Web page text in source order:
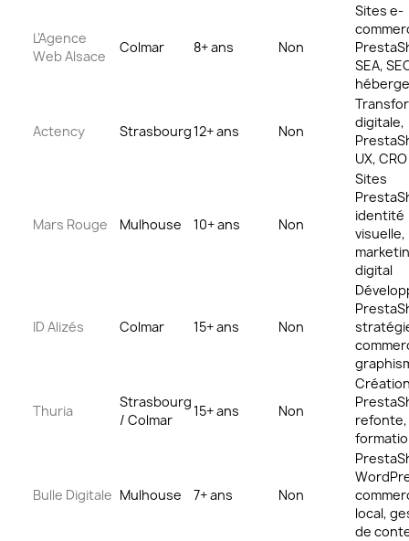
L’Agence
Web Alsace
Colmar 8+ ans Non
Sites e-
SEA,
Actency Strasbourg12+ ans Non
digitale,
UX, CRO
Mars Rouge Mulhouse 10+ ans Non
Sites
identité
visuelle,
digital
ID Alizés Colmar 15+ ans Non
Thuria
Strasbourg
/ Colmar
15+ ans Non
refonte,
Bulle Digitale Mulhouse 7+ ans Non
local,
de